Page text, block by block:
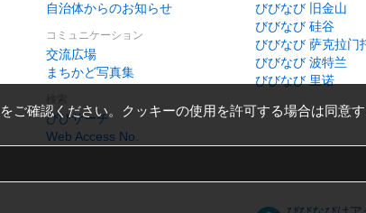
自治体からのお知らせ
コミュニケーション
交流広場
まちかど写真集
びびサーチ
Web Access No.
びびなび 旧金山
びびなび 硅谷
びびなび 萨克拉门
びびなび 波特兰
びびなび 里诺
をご確認ください。クッキーの使用を許可する場合は同意